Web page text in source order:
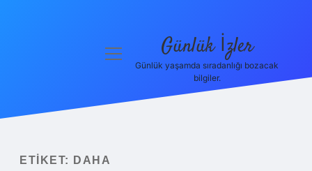
menüyü
Günlük İzler
Günlük yaşamda sıradanlığı bozacak
bilgiler.
ETIKET: DAHA